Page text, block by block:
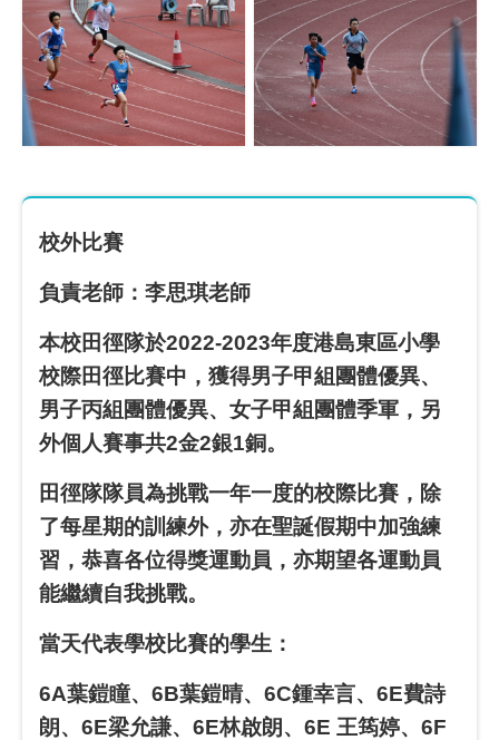
校外比賽
負責老師：李思琪老師
本校田徑隊於2022-2023年度港島東區小學
校際田徑比賽中，獲得男子甲組團體優異、
男子丙組團體優異、女子甲組團體季軍，另
外個人賽事共2金2銀1銅。
田徑隊隊員為挑戰一年一度的校際比賽，除
了每星期的訓練外，亦在聖誕假期中加強練
習，恭喜各位得獎運動員，亦期望各運動員
能繼續自我挑戰。
當天代表學校比賽的學生：
6A葉鎧瞳、6B葉鎧晴、6C鍾幸言、6E費詩
朗、6E梁允謙、6E林啟朗、6E 王筠婷、6F